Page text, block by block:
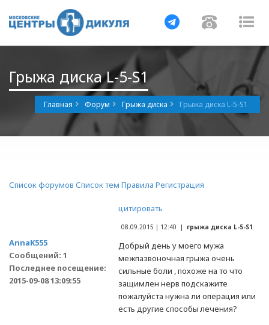
Навигация
Грыжа диска L-5-S1
Главная Форум Грыжа диска Грыжа диска L-5-S1
Список форумов Список тем Правила Регистрация
AnnaK555
Сообщений: 1
Последнее посещение:
2015-09-08 13:09:55
цитировать
08.09.2015 | 12:40 | грыжа диска L-5-S1
Добрый день у моего мужа
межпазвоночная грыжа очень
сильные боли , похоже на то что
защимлен нерв подскажите
пожалуйста нужна ли операция или
есть другие способы лечения?